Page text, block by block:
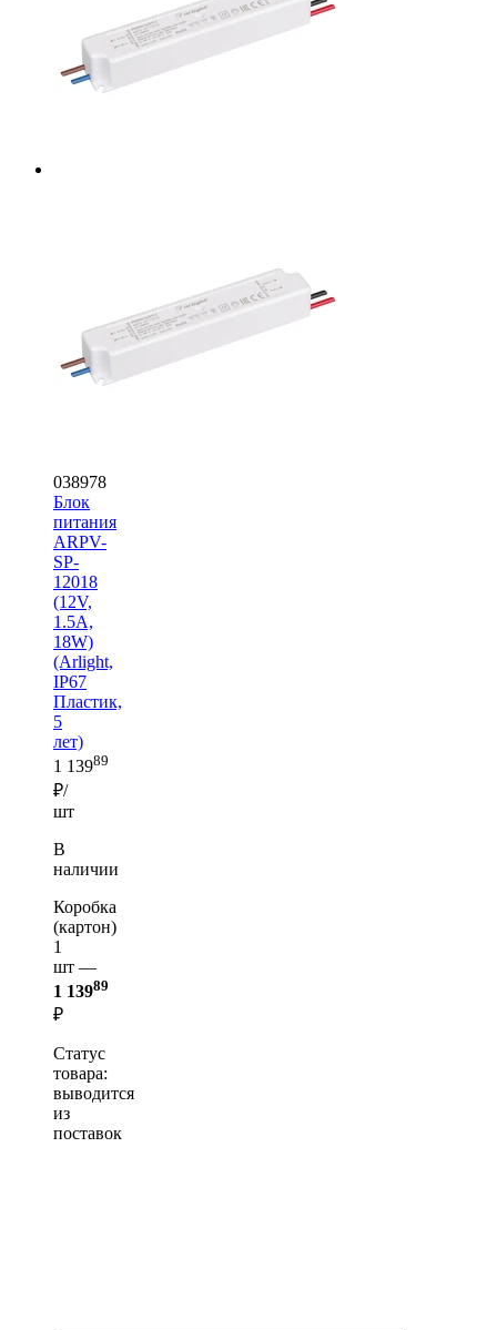
038978
Блок
питания
ARPV-
SP-
12018
(12V,
1.5A,
18W)
(Arlight,
IP67
Пластик,
5
лет)
1 13989
₽/
шт
В
наличии
Коробка
(картон)
1
шт —
1 13989
₽
Статус
товара:
выводится
из
поставок